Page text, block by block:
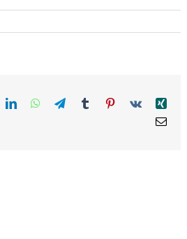
LinkedInWhatsApp
TelegramTumblrPinterest
Vk
Xing
Email